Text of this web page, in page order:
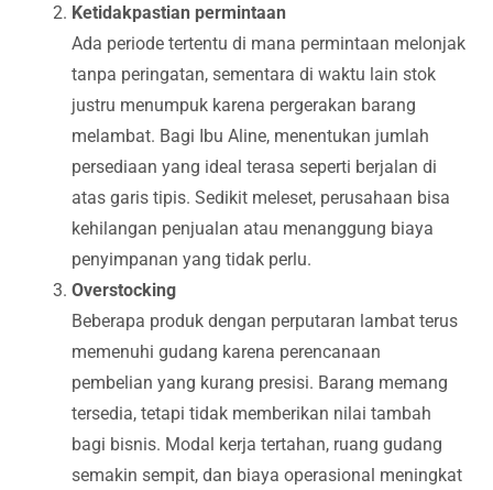
Ketidakpastian permintaan
Ada periode tertentu di mana permintaan melonjak
tanpa peringatan, sementara di waktu lain stok
justru menumpuk karena pergerakan barang
melambat. Bagi Ibu Aline, menentukan jumlah
persediaan yang ideal terasa seperti berjalan di
atas garis tipis. Sedikit meleset, perusahaan bisa
kehilangan penjualan atau menanggung biaya
penyimpanan yang tidak perlu.
Overstocking
Beberapa produk dengan perputaran lambat terus
memenuhi gudang karena perencanaan
pembelian yang kurang presisi. Barang memang
tersedia, tetapi tidak memberikan nilai tambah
bagi bisnis. Modal kerja tertahan, ruang gudang
semakin sempit, dan biaya operasional meningkat